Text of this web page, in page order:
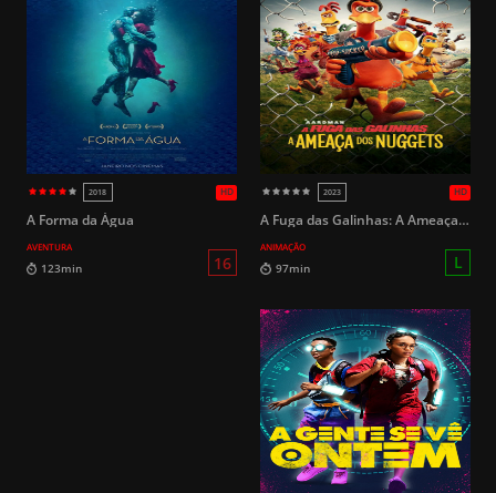
HD
2002 2016
L 82min
L 111min
A Forma da Água
AVENTURA
A Fuga das Galinhas: A Ameaça dos Nuggets
ANIMAÇÃO